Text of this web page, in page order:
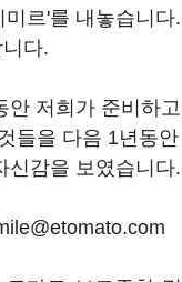
미르'를 내놓습니
다.
안 저희가 준비하
들을 다음 1년동
신감을 보였습니다.